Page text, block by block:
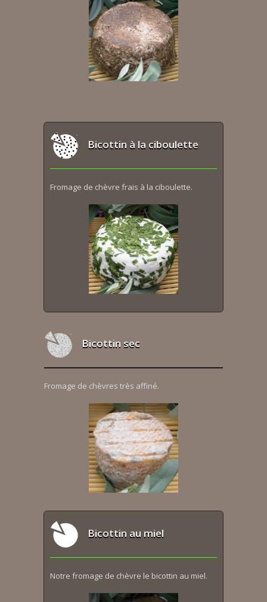
Bicottin à la ciboulette
Fromage de chèvre frais à la ciboulette.
Bicottin sec
Fromage de chèvres très affiné.
Bicottin au miel
Notre fromage de chèvre le bicottin au miel.